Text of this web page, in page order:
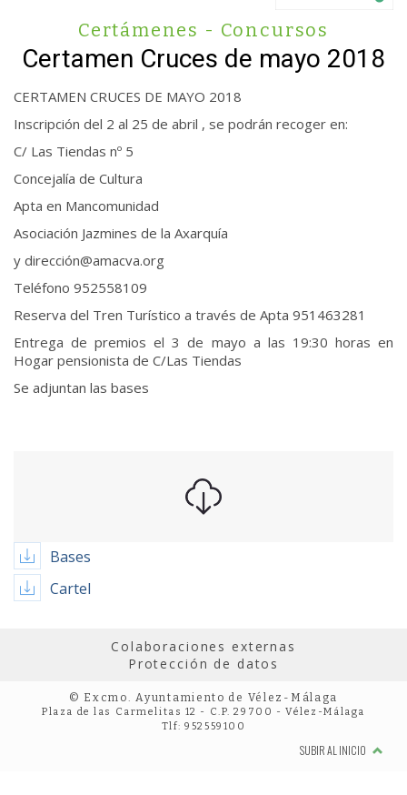
Certámenes - Concursos
Certamen Cruces de mayo 2018
CERTAMEN CRUCES DE MAYO 2018
Inscripción del 2 al 25 de abril , se podrán recoger en:
C/ Las Tiendas nº 5
Concejalía de Cultura
Apta en Mancomunidad
Asociación Jazmines de la Axarquía
y dirección@amacva.org
Teléfono 952558109
Reserva del Tren Turístico a través de Apta 951463281
Entrega de premios el 3 de mayo a las 19:30 horas en
Hogar pensionista de C/Las Tiendas
Se adjuntan las bases
Bases
Cartel
Colaboraciones externas
Protección de datos
© Excmo. Ayuntamiento de Vélez-Málaga
Plaza de las Carmelitas 12 - C.P. 29700 - Vélez-Málaga
Tlf: 952559100
SUBIR AL INICIO